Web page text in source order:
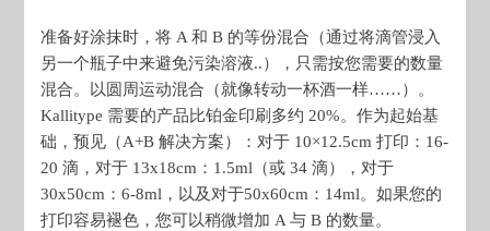
准备好涂抹时，将 A 和 B 的等份混合（通过将滴管浸入
另一个瓶子中来避免污染溶液..），只需按您需要的数量
混合。以圆周运动混合（就像转动一杯酒一样……）。
Kallitype 需要的产品比铂金印刷多约 20%。作为起始基
础，预见（A+B 解决方案）：对于 10×12.5cm 打印：16-
20 滴，对于 13x18cm：1.5ml（或 34 滴），对于
30x50cm：6-8ml，以及对于50x60cm：14ml。如果您的
打印容易褪色，您可以稍微增加 A 与 B 的数量。